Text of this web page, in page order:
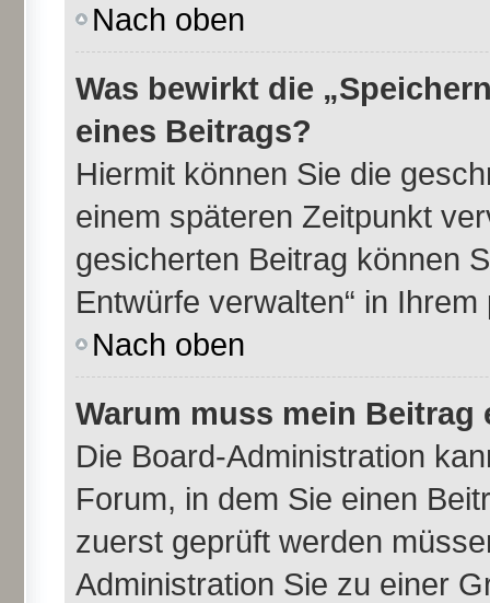
Nach oben
Was bewirkt die
eines Beitrags?
Hiermit können Sie die
einem späteren Zeitpunkt
gesicherten Beitrag können
Entwürfe verwalten“ in
Nach oben
Warum muss mein
Die Board-Administration
Forum, in dem Sie einen
zuerst geprüft werden
Administration Sie zu einer